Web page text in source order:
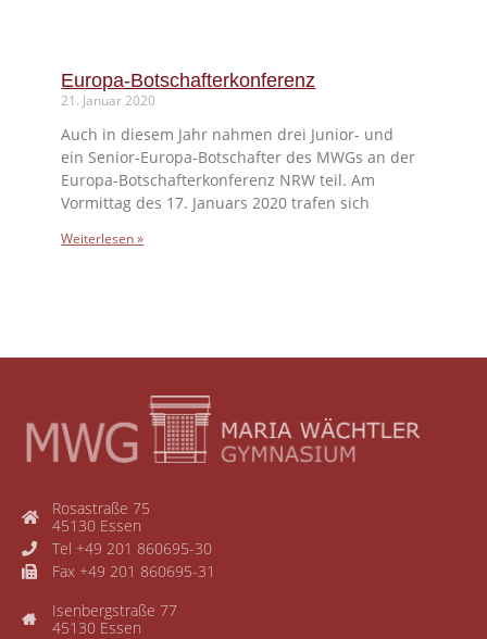
Europa-Botschafterkonferenz
21. Januar 2020
Auch in diesem Jahr nahmen drei Junior- und
ein Senior-Europa-Botschafter des MWGs an der
Europa-Botschafterkonferenz NRW teil. Am
Vormittag des 17. Januars 2020 trafen sich
Weiterlesen »
Rosastraße 75
45130 Essen
Tel +49 201 860695-30
Fax +49 201 860695-31
Isenbergstraße 77
45130 Essen